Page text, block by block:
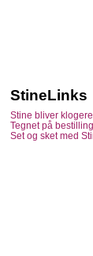
StineLinks
Stine bliver klogere
Tegnet på bestilling
Set og sket med